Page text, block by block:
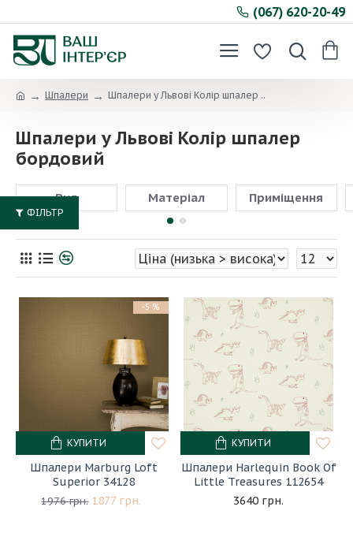
(067) 620-20-49
Шпалери Шпалери у Львові Колір шпалер ..
Шпалери у Львові Колір шпалер
бордовий
Вид Матеріал Приміщення
-5 %
Шпалери Marburg Loft
Superior 34128
1976 грн. 1877 грн.
КУПИТИ
Шпалери Harlequin Book Of
Little Treasures 112654
3640 грн.
КУПИТИ
ФІЛЬТР